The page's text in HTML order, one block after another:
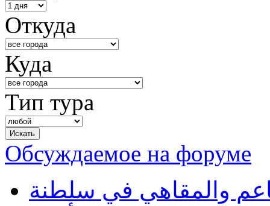
Откуда
Куда
Тип тура
Обсуждаемое на форуме
والمقاهي في سلطنة